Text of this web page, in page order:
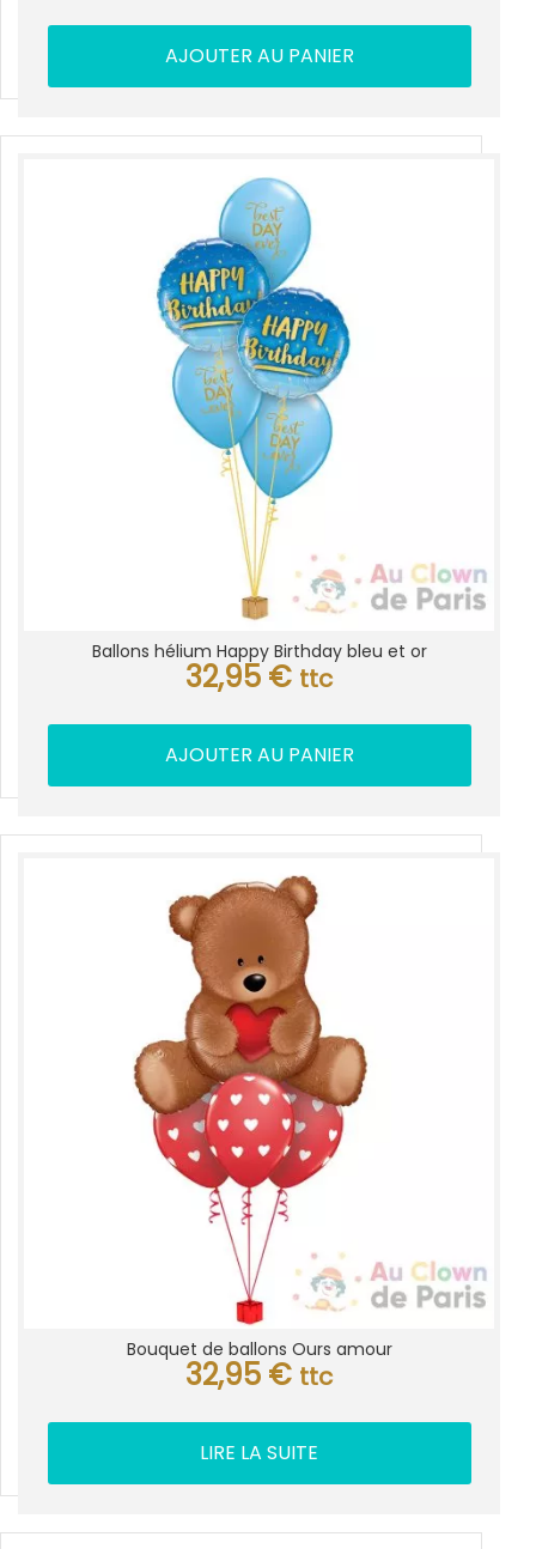
AJOUTER AU PANIER
Ballons hélium Happy Birthday bleu et or
32,95 € ttc
AJOUTER AU PANIER
Bouquet de ballons Ours amour
32,95 € ttc
LIRE LA SUITE